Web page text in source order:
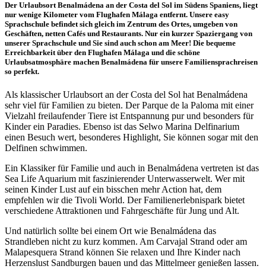
Der Urlaubsort Benalmádena an der Costa del Sol im Südens Spaniens, liegt
nur wenige Kilometer vom Flughafen Málaga entfernt. Unsere easy
Sprachschule befindet sich gleich im Zentrum des Ortes, umgeben von
Geschäften, netten Cafés und Restaurants. Nur ein kurzer Spaziergang von
unserer Sprachschule und Sie sind auch schon am Meer! Die bequeme
Erreichbarkeit über den Flughafen Málaga und die schöne
Urlaubsatmosphäre machen Benalmádena für unsere Familiensprachreisen
so perfekt.
Als klassischer Urlaubsort an der Costa del Sol hat Benalmádena
sehr viel für Familien zu bieten. Der Parque de la Paloma mit einer
Vielzahl freilaufender Tiere ist Entspannung pur und besonders für
Kinder ein Paradies. Ebenso ist das Selwo Marina Delfinarium
einen Besuch wert, besonderes Highlight, Sie können sogar mit den
Delfinen schwimmen.
Ein Klassiker für Familie und auch in Benalmádena vertreten ist das
Sea Life Aquarium mit faszinierender Unterwasserwelt. Wer mit
seinen Kinder Lust auf ein bisschen mehr Action hat, dem
empfehlen wir die Tivoli World. Der Familienerlebnispark bietet
verschiedene Attraktionen und Fahrgeschäfte für Jung und Alt.
Und natürlich sollte bei einem Ort wie Benalmádena das
Strandleben nicht zu kurz kommen. Am Carvajal Strand oder am
Malapesquera Strand können Sie relaxen und Ihre Kinder nach
Herzenslust Sandburgen bauen und das Mittelmeer genießen lassen.